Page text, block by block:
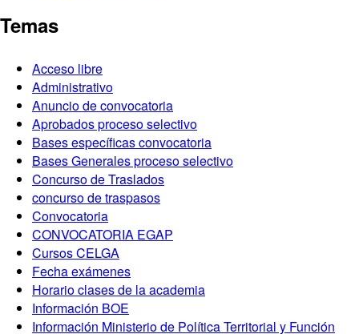
Temas
Acceso libre
Administrativo
Anuncio de convocatoria
Aprobados proceso selectivo
Bases específicas convocatoria
Bases Generales proceso selectivo
Concurso de Traslados
concurso de traspasos
Convocatoria
CONVOCATORIA EGAP
Cursos CELGA
Fecha exámenes
Horario clases de la academia
Información BOE
Información Ministerio de Política Territorial y Función